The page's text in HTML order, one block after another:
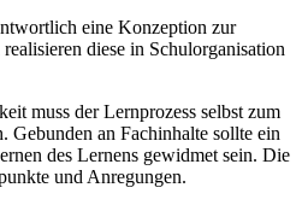
eine Konzeption zur
diese in Schulorganisation
muss der Lernprozess selbst zum
Gebunden an Fachinhalte sollte ein
des Lernens gewidmet sein. Die
und Anregungen.